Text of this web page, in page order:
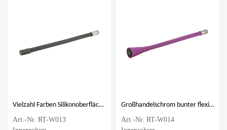
Vielzahl Farben Silikonoberfläche 201 Edelstahl 360 Grad drehbarer Küchenhahnschlauch
Art.-Nr. RT-W013
Großhandelschrom bunter flexibler Schlauch des Küchenhahns mit ABS-Kunststoffkopf
Art.-Nr. RT-W014